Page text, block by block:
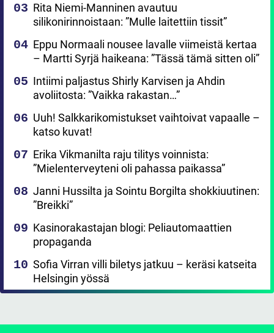
Rita Niemi-Manninen avautuu
silikonirinnoistaan: ”Mulle laitettiin tissit”
Eppu Normaali nousee lavalle viimeistä kertaa
– Martti Syrjä haikeana: ”Tässä tämä sitten oli”
Intiimi paljastus Shirly Karvisen ja Ahdin
avoliitosta: ”Vaikka rakastan…”
Uuh! Salkkarikomistukset vaihtoivat vapaalle –
katso kuvat!
Erika Vikmanilta raju tilitys voinnista:
”Mielenterveyteni oli pahassa paikassa”
Janni Hussilta ja Sointu Borgilta shokkiuutinen:
”Breikki”
Kasinorakastajan blogi: Peliautomaattien
propaganda
Sofia Virran villi biletys jatkuu – keräsi katseita
Helsingin yössä